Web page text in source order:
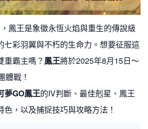
鳳王是象徵永恆火焰與重生的傳說級
七彩羽翼與不朽的生命力。想要征服這
重霸主嗎？ 鳳王將於2025年8月15日～
體戰！
夢GO鳳王的IV判斷、最佳剋星、鳳王
，以及捕捉技巧與攻略方法！